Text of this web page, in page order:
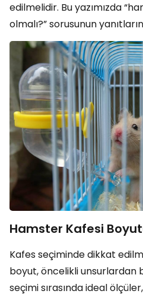
edilmelidir. Bu yazımızda
olmalı?” sorusunun
Hamster Kafesi
Kafes seçiminde dikkat
boyut, öncelikli unsurlardan
seçimi sırasında ideal